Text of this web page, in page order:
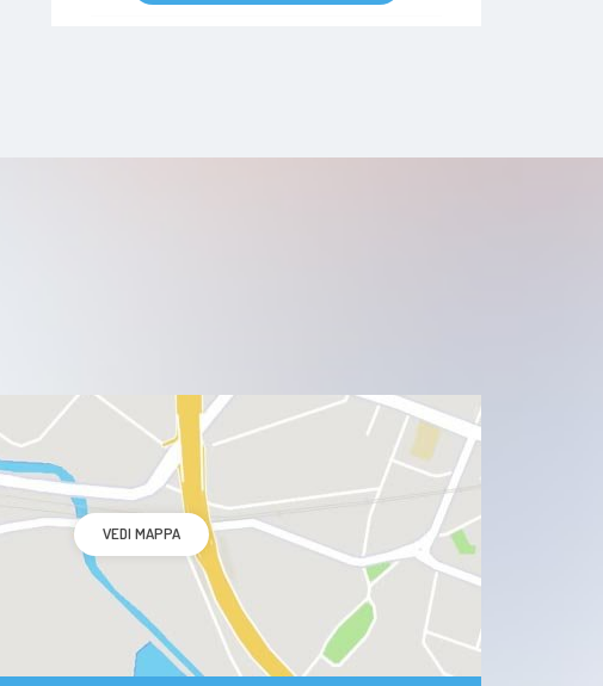
Pielonefrite
Ematuria
Idronefrosi
Idrocele
Orchite ed epididimite
VEDI MAPPA